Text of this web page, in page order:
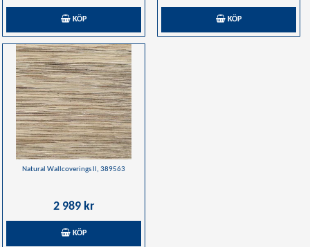
KÖP KÖP
Natural Wallcoverings ll, 389563
2 989 kr
KÖP